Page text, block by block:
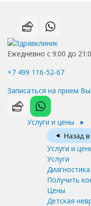
Ежедневно с 9:00 до
+7 499 116-52-67
Записаться на прием
Услуги и цены
Услуги и
Услуги
Диагностика
Получить
Цены
Детская